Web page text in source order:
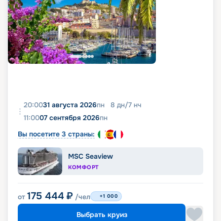
20:0031 августа 2026пн 8 дн/7 нч
11:0007 сентября 2026пн
Вы посетите 3 страны:
MSC Seaview
КОМФОРТ
от 175 444 ₽ /чел +1 000
Выбрать круиз